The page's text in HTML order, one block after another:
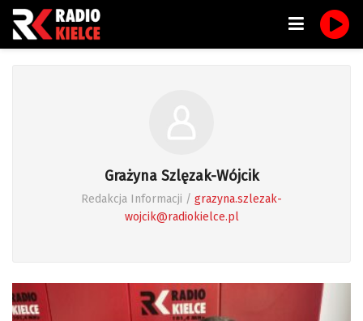
Grażyna Szlęzak-Wójcik
Redakcja Informacji / grazyna.szlezak-
wojcik@radiokielce.pl